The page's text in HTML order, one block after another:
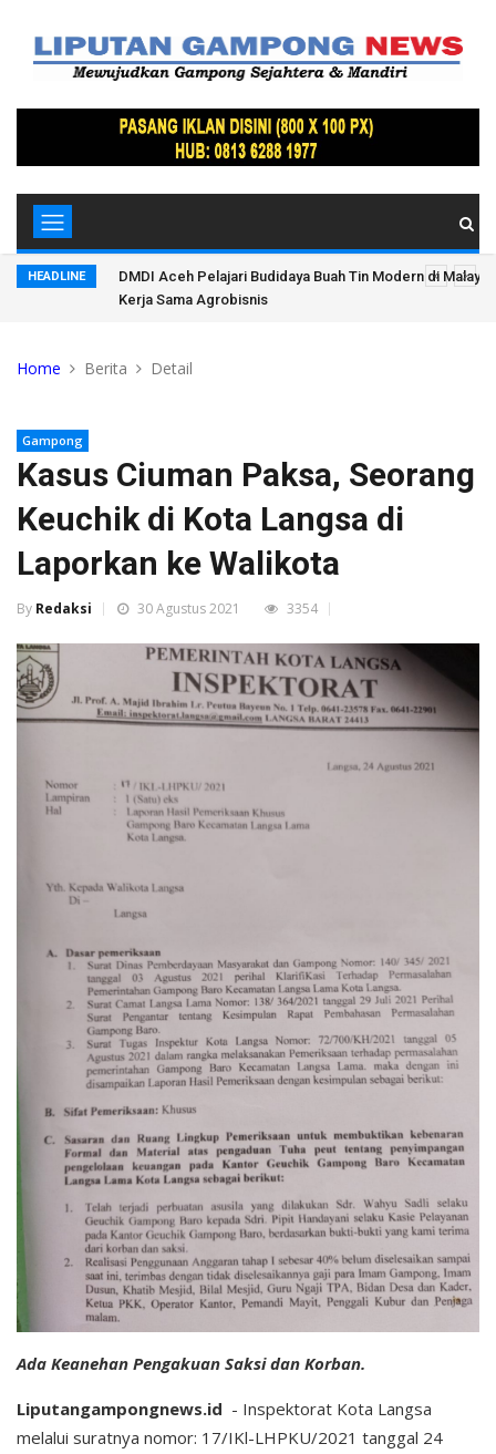
HEADLINE
Jaya
DMDI Aceh Pelajari Budidaya Buah Tin Modern di
Kerja Sama Agrobisnis
Home Berita Detail
Gampong
Kasus Ciuman Paksa, Seorang
Keuchik di Kota Langsa di
Laporkan ke Walikota
By Redaksi 30 Agustus 2021 3354
Ada Keanehan Pengakuan Saksi dan Korban.
Liputangampongnews.id - Inspektorat Kota Langsa
melalui suratnya nomor: 17/IKl-LHPKU/2021 tanggal 24